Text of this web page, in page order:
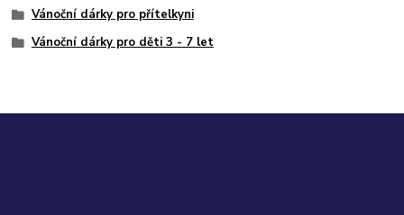
Vánoční dárky pro přítelkyni
Vánoční dárky pro děti 3 - 7 let